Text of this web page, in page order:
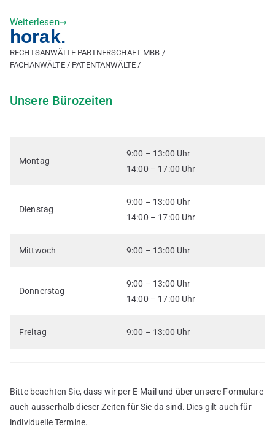
Weiterlesen
horak.
RECHTSANWÄLTE PARTNERSCHAFT MBB /
FACHANWÄLTE / PATENTANWÄLTE /
Unsere Bürozeiten
Montag
9:00 – 13:00 Uhr
14:00 – 17:00 Uhr
Dienstag
9:00 – 13:00 Uhr
14:00 – 17:00 Uhr
Mittwoch 9:00 – 13:00 Uhr
Donnerstag
9:00 – 13:00 Uhr
14:00 – 17:00 Uhr
Freitag 9:00 – 13:00 Uhr
Bitte beachten Sie, dass wir per E-Mail und über unsere Formulare
auch ausserhalb dieser Zeiten für Sie da sind. Dies gilt auch für
individuelle Termine.